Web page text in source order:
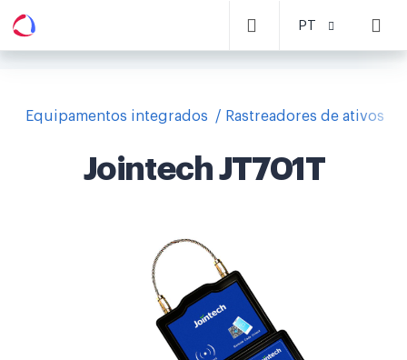
PT
Equipamentos integrados Rastreadores de ativos
Jointech JT701T